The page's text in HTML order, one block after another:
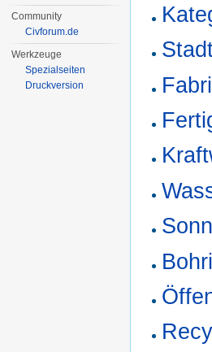
Community
Civforum.de
Werkzeuge
Spezialseiten
Druckversion